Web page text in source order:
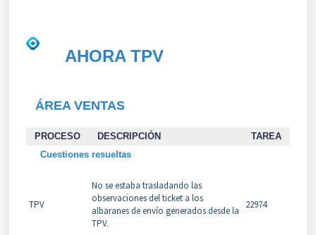
AHORA TPV
ÁREA VENTAS
PROCESO DESCRIPCIÓN
TAREA
Cuestiones resueltas
TPV
No se estaba trasladando las
observaciones del ticket a los
albaranes de envío generados desde la
TPV.
22974